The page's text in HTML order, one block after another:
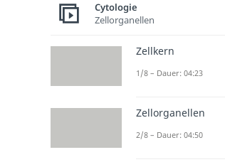
Cytologie
Zellorganellen
Zellkern
1/8 – Dauer: 04:23
Zellorganellen
2/8 – Dauer: 04:50